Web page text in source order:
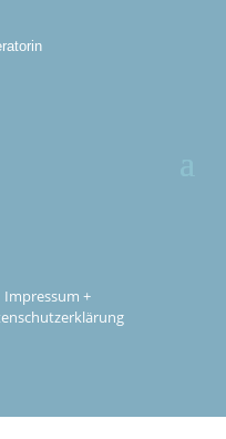
Impressum +